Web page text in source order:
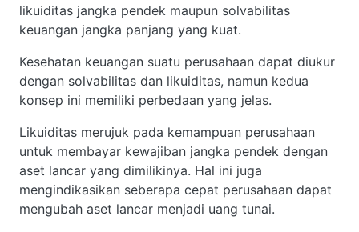
likuiditas jangka pendek maupun solvabilitas
keuangan jangka panjang yang kuat.
Kesehatan keuangan suatu perusahaan dapat diukur
dengan solvabilitas dan likuiditas, namun kedua
konsep ini memiliki perbedaan yang jelas.
Likuiditas merujuk pada kemampuan perusahaan
untuk membayar kewajiban jangka pendek dengan
aset lancar yang dimilikinya. Hal ini juga
mengindikasikan seberapa cepat perusahaan dapat
mengubah aset lancar menjadi uang tunai.